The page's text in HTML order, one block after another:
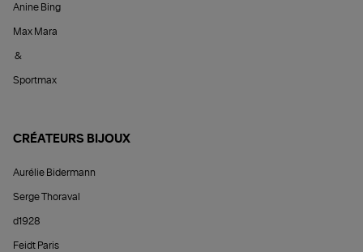
Anine Bing
Max Mara
&
Sportmax
CRÉATEURS BIJOUX
Aurélie Bidermann
Serge Thoraval
d1928
Feidt Paris